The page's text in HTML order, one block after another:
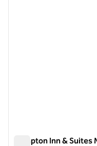
Hampton Inn &